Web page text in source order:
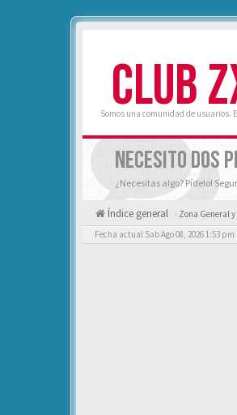
CLUB
Somos una comunidad de usuarios.
NECESITO DOS
¿Necesitas algo? Pídelo!
Índice general Zona General
Fecha actual Sab Ago 08, 2026 1:53 pm